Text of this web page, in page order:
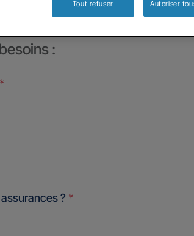
:
*
? *
Tout refuser Autoriser